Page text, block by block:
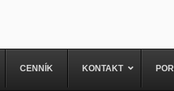
CENNÍK KONTAKT